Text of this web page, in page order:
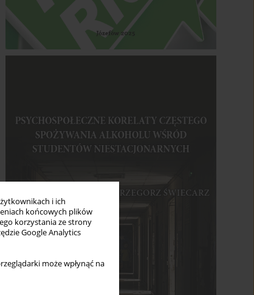
i ich
końcowych plików
korzystania ze strony
Google Analytics
może wpłynąć na